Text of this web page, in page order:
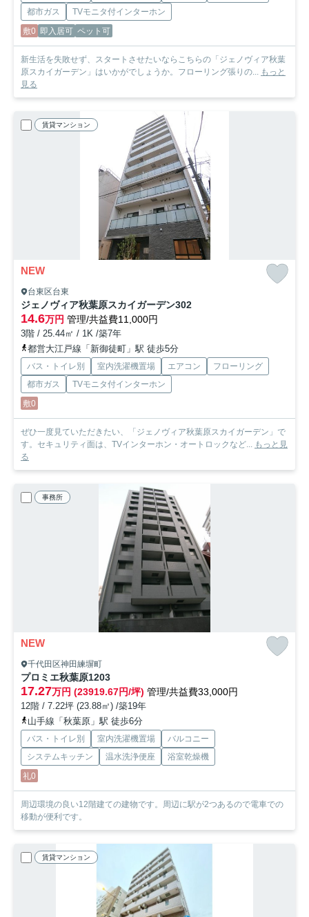
都市ガス
TVモニタ付インターホン
敷0 即入居可 ペット可
新生活を失敗せず、スタートさせたいならこちらの「ジェノヴィア秋葉
原スカイガーデン」はいかがでしょうか。フローリング張りの... もっと
見る
賃貸マンション
NEW
台東区台東
ジェノヴィア秋葉原スカイガーデン302
14.6万円 管理/共益費11,000円
3階 / 25.44㎡ / 1K /築7年
都営大江戸線「新御徒町」駅 徒歩5分
バス・トイレ別 室内洗濯機置場 エアコン
フローリング
都市ガス
TVモニタ付インターホン
敷0
ぜひ一度見ていただきたい、「ジェノヴィア秋葉原スカイガーデン」で
す。セキュリティ面は、TVインターホン・オートロックなど... もっと見
る
事務所
NEW
千代田区神田練塀町
プロミエ秋葉原1203
17.27万円 (23919.67円/坪) 管理/共益費33,000円
12階 / 7.22坪 (23.88㎡) /築19年
山手線「秋葉原」駅 徒歩6分
バス・トイレ別 室内洗濯機置場
バルコニー
システムキッチン
温水洗浄便座
浴室乾燥機
礼0
周辺環境の良い12階建ての建物です。周辺に駅が2つあるので電車での
移動が便利です。
賃貸マンション